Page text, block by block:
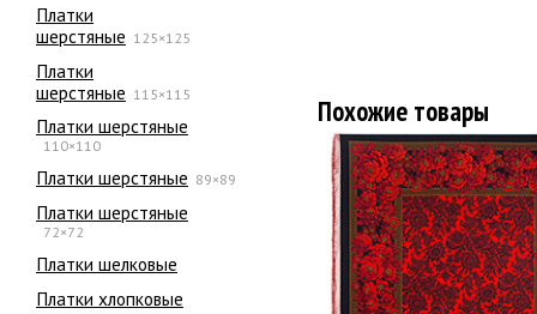
Платки
шерстяные 125×125
Платки
шерстяные 115×115
Платки шерстяные
110×110
Платки шерстяные 89×89
Платки шерстяные
72×72
Платки шелковые
Платки хлопковые
Похожие товары